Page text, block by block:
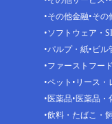
その他金融 その
ソフトウェア・SI
パルプ・紙 ビル
ファーストフード
ペット リース・
医薬品 医薬品・
飲料・たばこ・